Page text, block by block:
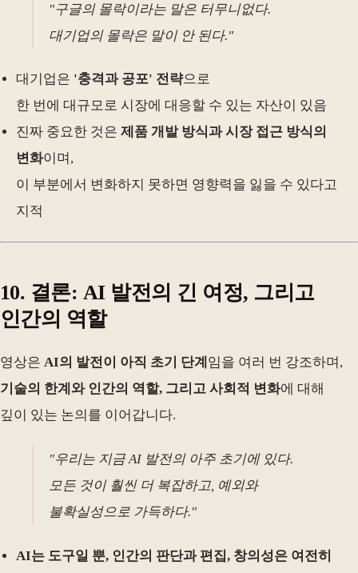
"구글의 몰락이라는 말은 터무니없다.
대기업의 몰락은 말이 안 된다."
대기업은 '충격과 공포' 전략으로
한 번에 대규모로 시장에 대응할 수 있는 자산이 있음
진짜 중요한 것은 제품 개발 방식과 시장 접근 방식의
변화이며,
이 부분에서 변화하지 못하면 영향력을 잃을 수 있다고
지적
10. 결론: AI 발전의 긴 여정, 그리고
인간의 역할
영상은 AI의 발전이 아직 초기 단계 임을 여러 번 강조하며,
기술의 한계와 인간의 역할, 그리고 사회적 변화에 대해
깊이 있는 논의를 이어갑니다.
"우리는 지금 AI 발전의 아주 초기에 있다.
모든 것이 훨씬 더 복잡하고, 예외와
불확실성으로 가득하다."
AI는 도구일 뿐, 인간의 판단과 편집, 창의성은 여전히